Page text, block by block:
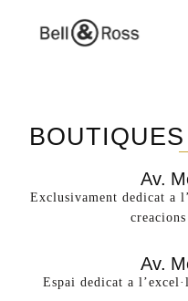
Av.
Exclusivament dedicat a
Av.
Espai dedicat a